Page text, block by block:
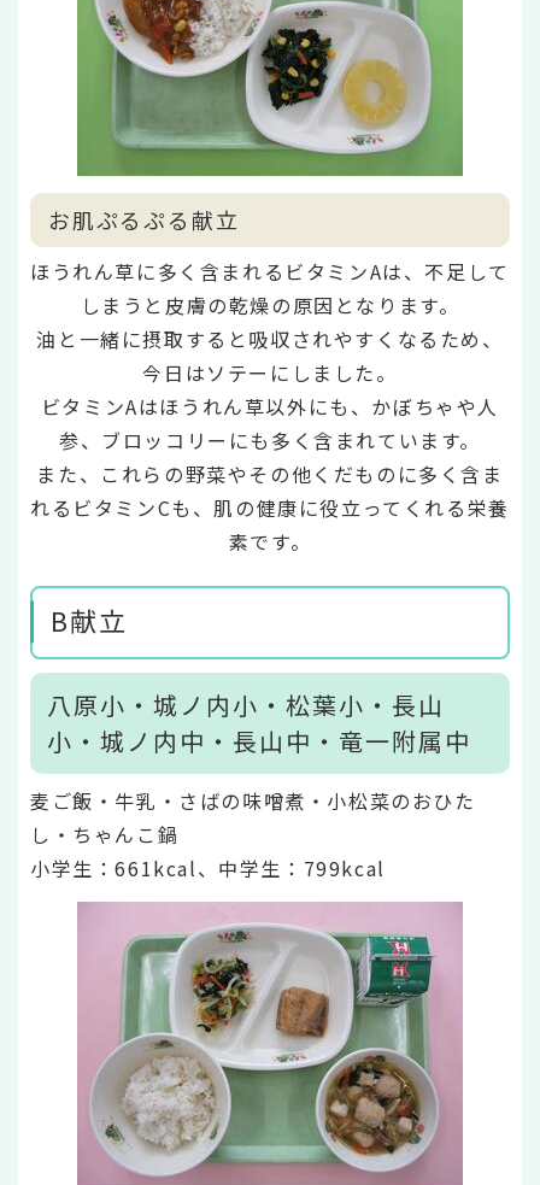
お肌ぷるぷる献立
ほうれん草に多く含まれるビタミンAは、不足して
しまうと皮膚の乾燥の原因となります。
油と一緒に摂取すると吸収されやすくなるため、
今日はソテーにしました。
ビタミンAはほうれん草以外にも、かぼちゃや人
参、ブロッコリーにも多く含まれています。
また、これらの野菜やその他くだものに多く含ま
れるビタミンCも、肌の健康に役立ってくれる栄養
素です。
B献立
八原小・城ノ内小・松葉小・長山
小・城ノ内中・長山中・竜一附属中
麦ご飯・牛乳・さばの味噌煮・小松菜のおひた
し・ちゃんこ鍋
小学生：661kcal、中学生：799kcal